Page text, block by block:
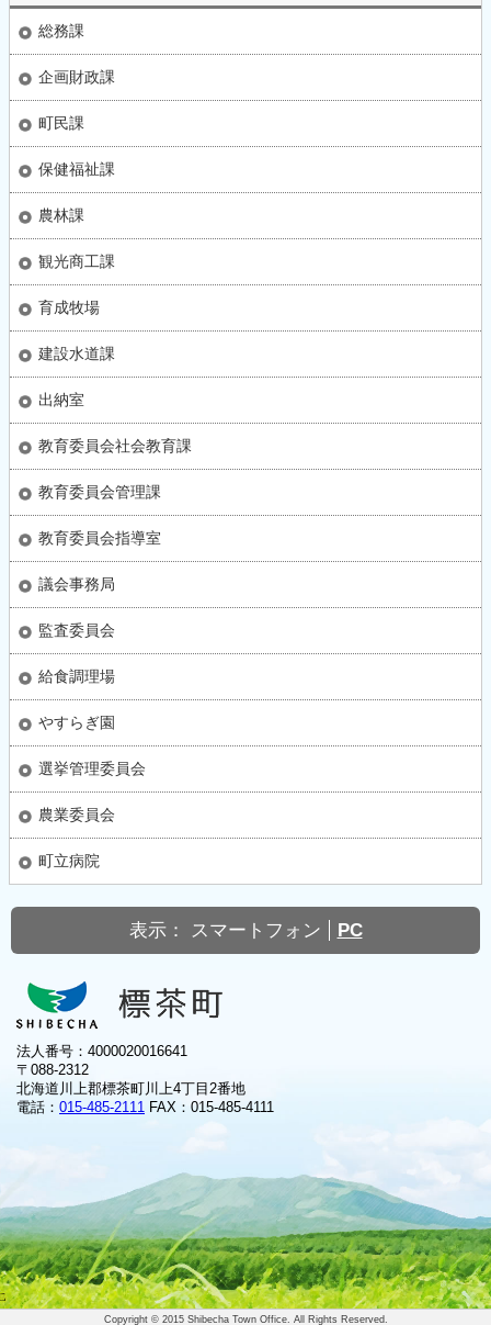
総務課
企画財政課
町民課
保健福祉課
農林課
観光商工課
育成牧場
建設水道課
出納室
教育委員会社会教育課
教育委員会管理課
教育委員会指導室
議会事務局
監査委員会
給食調理場
やすらぎ園
選挙管理委員会
農業委員会
町立病院
表示： スマートフォン PC
法人番号：4000020016641
〒088-2312
北海道川上郡標茶町川上4丁目2番地
電話： 015-485-2111 FAX：015-485-4111
Copyright © 2015 Shibecha Town Office. All Rights Reserved.